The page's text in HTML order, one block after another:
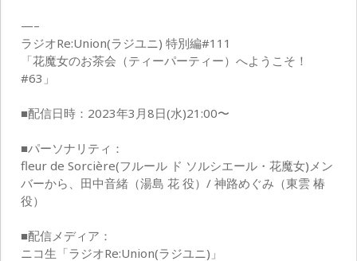
—–
ラジオRe:Union(ラジユニ) 特別編#111
「花魔女のお茶会（ティーパーティー）へようこそ！
#63」
■配信日時：2023年3月8日(水)21:00〜
■パーソナリティ：
fleur de Sorcière(フルール ド ソルシエール・花魔女)メン
バーから、田中音緒（湯島 花 役）/ 神路めぐみ（東雲 椿
役）
■配信メディア：
ニコ生「ラジオRe:Union(ラジユニ)」